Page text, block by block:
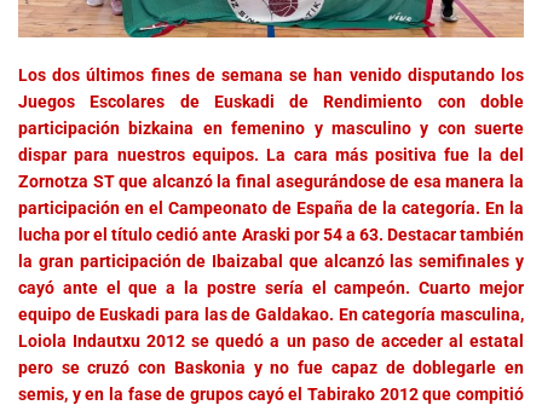
Los dos últimos fines de semana se han venido disputando los
Juegos Escolares de Euskadi de Rendimiento con doble
participación bizkaina en femenino y masculino y con suerte
dispar para nuestros equipos. La cara más positiva fue la del
Zornotza ST que alcanzó la final asegurándose de esa manera la
participación en el Campeonato de España de la categoría. En la
lucha por el título cedió ante Araski por 54 a 63. Destacar también
la gran participación de Ibaizabal que alcanzó las semifinales y
cayó ante el que a la postre sería el campeón. Cuarto mejor
equipo de Euskadi para las de Galdakao. En categoría masculina,
Loiola Indautxu 2012 se quedó a un paso de acceder al estatal
pero se cruzó con Baskonia y no fue capaz de doblegarle en
semis, y en la fase de grupos cayó el Tabirako 2012 que compitió